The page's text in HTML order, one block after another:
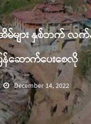
အိမ်များ နှစ်ဘက် လ
န်ဆောက်ပေးစေလို
December 14, 2022